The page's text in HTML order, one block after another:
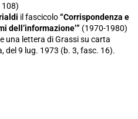
108)
il fascicolo“Corrispondenza e
dell’informazione’” (1970-1980)
una lettera di Grassi su carta
del 9 lug. 1973 (b. 3, fasc. 16).